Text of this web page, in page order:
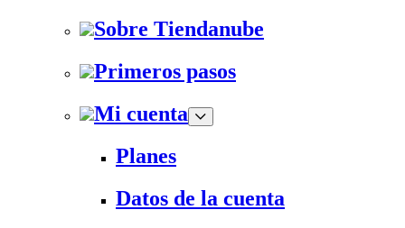
Sobre Tiendanube
Primeros pasos
Mi cuenta
Planes
Datos de la cuenta